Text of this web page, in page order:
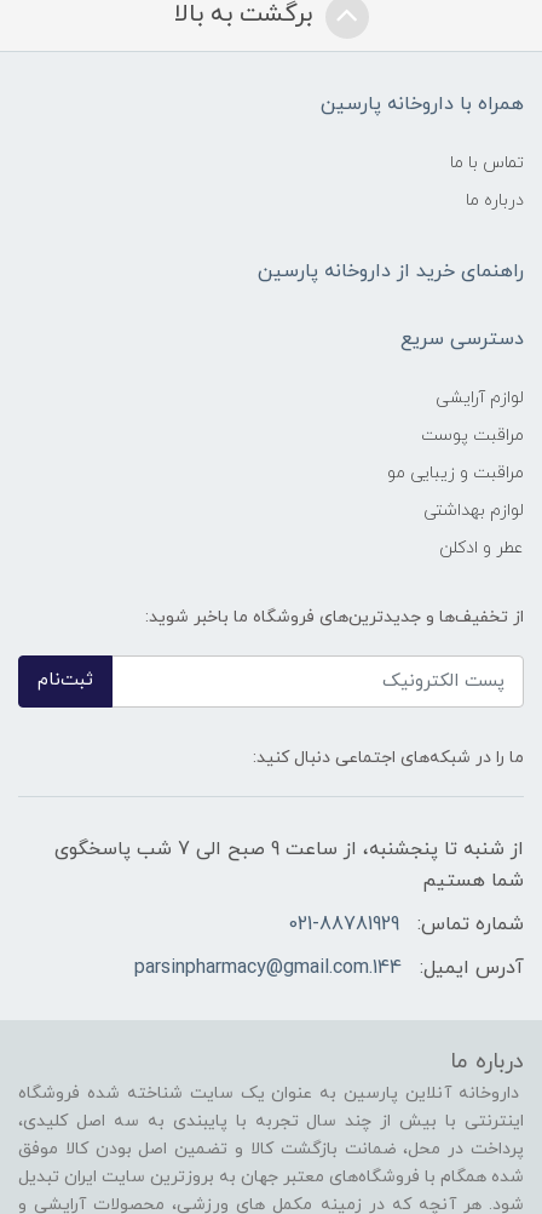
برگشت به بالا
همراه با داروخانه پارسین
تماس با ما
درباره ما
راهنمای خرید از داروخانه پارسین
دسترسی سریع
لوازم آرایشی
مراقبت پوست
مراقبت و زیبایی مو
لوازم بهداشتی
عطر و ادکلن
از تخفیف‌ها و جدیدترین‌های فروشگاه ما باخبر شوید:
ثبت‌نام
ما را در شبکه‌های اجتماعی دنبال کنید:
از شنبه تا پنجشنبه، از ساعت 9 صبح الی 7 شب پاسخگوی
شما هستیم
شماره تماس:
021-88781929
آدرس ایمیل:
144.parsinpharmacy@gmail.com
درباره ما
داروخانه آنلاین پارسین به عنوان یک سایت شناخته شده فروشگاه
اینترنتی با بیش از چند سال تجربه با پایبندی به سه اصل کلیدی،
پرداخت در محل، ضمانت بازگشت کالا و تضمین اصل بودن کالا موفق
شده همگام با فروشگاه‌های معتبر جهان به بروزترین سایت ایران تبدیل
شود. هر آنچه که در زمینه مکمل های ورزشی، محصولات آرایشی و